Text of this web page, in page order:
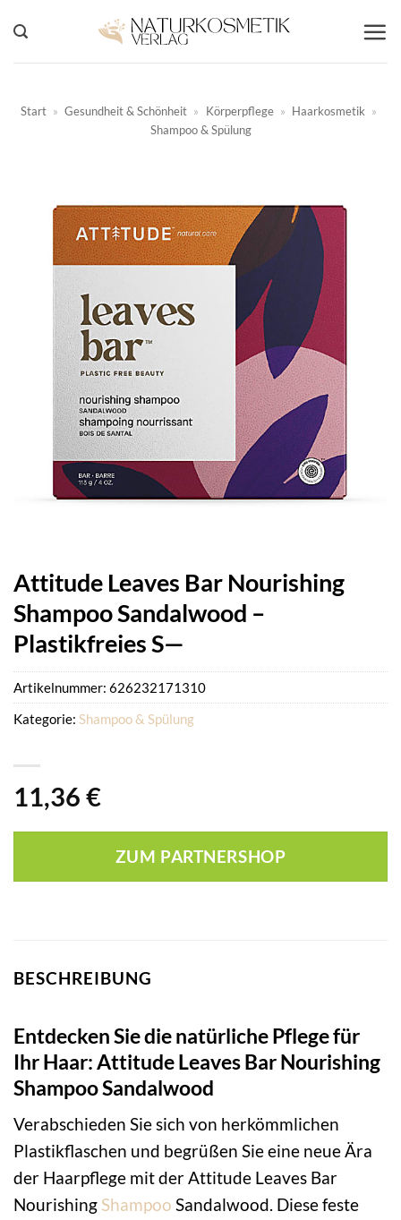
Inhalt
springen
Start » Gesundheit & Schönheit » Körperpflege » Haarkosmetik »
Shampoo & Spülung
Attitude Leaves Bar Nourishing
Shampoo Sandalwood –
Plastikfreies S—
11,36 €
ZUM PARTNERSHOP
Artikelnummer: 626232171310
Kategorie: Shampoo & Spülung
BESCHREIBUNG
Entdecken Sie die natürliche Pflege für
Ihr Haar: Attitude Leaves Bar Nourishing
Shampoo Sandalwood
Verabschieden Sie sich von herkömmlichen
Plastikflaschen und begrüßen Sie eine neue Ära
der Haarpflege mit der Attitude Leaves Bar
Nourishing Shampoo Sandalwood. Diese feste